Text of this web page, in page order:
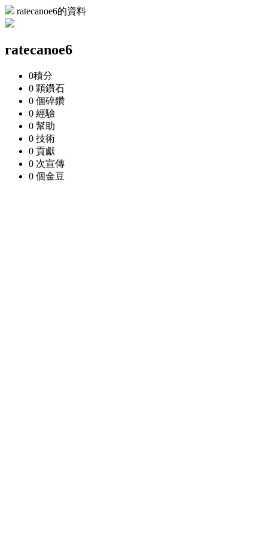
ratecanoe6的資料
ratecanoe6
0積分
0 顆鑽石
0 個碎鑽
0 經驗
0 幫助
0 技術
0 貢獻
0 次宣傳
0 個金豆